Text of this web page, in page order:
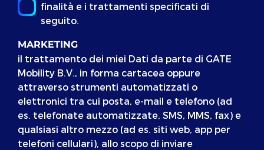
finalità e i trattamenti specificati di
seguito.
MARKETING
il trattamento dei miei Dati da parte di GATE
Mobility B.V., in forma cartacea oppure
attraverso strumenti automatizzati o
elettronici tra cui posta, e-mail e telefono (ad
es. telefonate automatizzate, SMS, MMS, fax) e
qualsiasi altro mezzo (ad es. siti web, app per
telefoni cellulari), allo scopo di inviare